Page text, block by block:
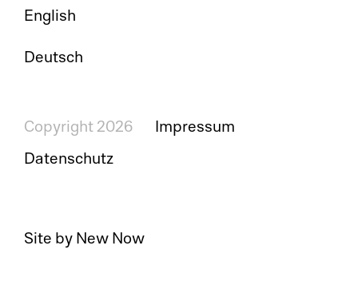
English
Deutsch
Copyright 2026 Impressum
Datenschutz
Site by New Now